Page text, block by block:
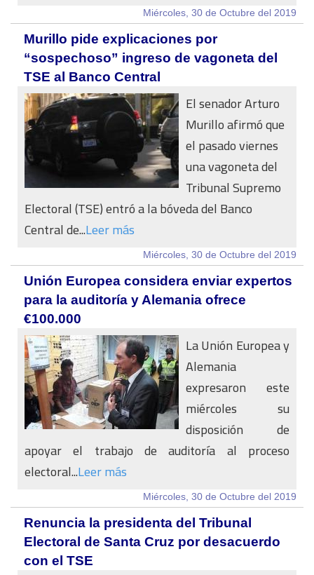
Miércoles, 30 de Octubre del 2019
Murillo pide explicaciones por
“sospechoso” ingreso de vagoneta del
TSE al Banco Central
El senador Arturo
Murillo afirmó que
el pasado viernes
una vagoneta del
Tribunal Supremo
Electoral (TSE) entró a la bóveda del Banco
Central de...Leer más
Miércoles, 30 de Octubre del 2019
Unión Europea considera enviar expertos
para la auditoría y Alemania ofrece
€100.000
La Unión Europea y
Alemania
expresaron este
miércoles su
disposición de
apoyar el trabajo de auditoría al proceso
electoral...Leer más
Miércoles, 30 de Octubre del 2019
Renuncia la presidenta del Tribunal
Electoral de Santa Cruz por desacuerdo
con el TSE